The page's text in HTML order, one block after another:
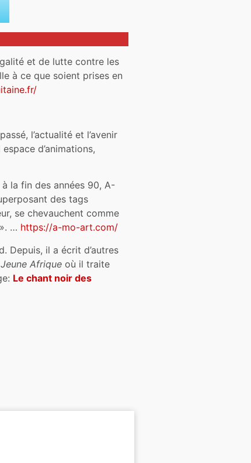
et de lutte contre les
à ce que soient prises en
l’actualité et l’avenir
d’animations,
la fin des années 90, A-
des tags
se chevauchent comme
… https://a-mo-art.com/
Depuis, il a écrit d’autres
Jeune Afrique où il traite
Le chant noir des